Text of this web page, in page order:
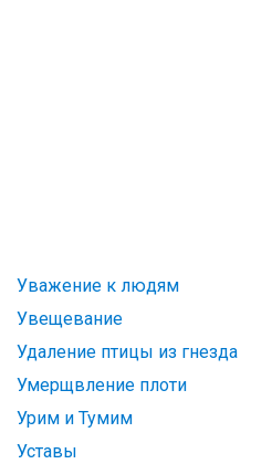
Уважение к людям
Увещевание
Удаление птицы из гнезда
Умерщвление плоти
Урим и Тумим
Уставы